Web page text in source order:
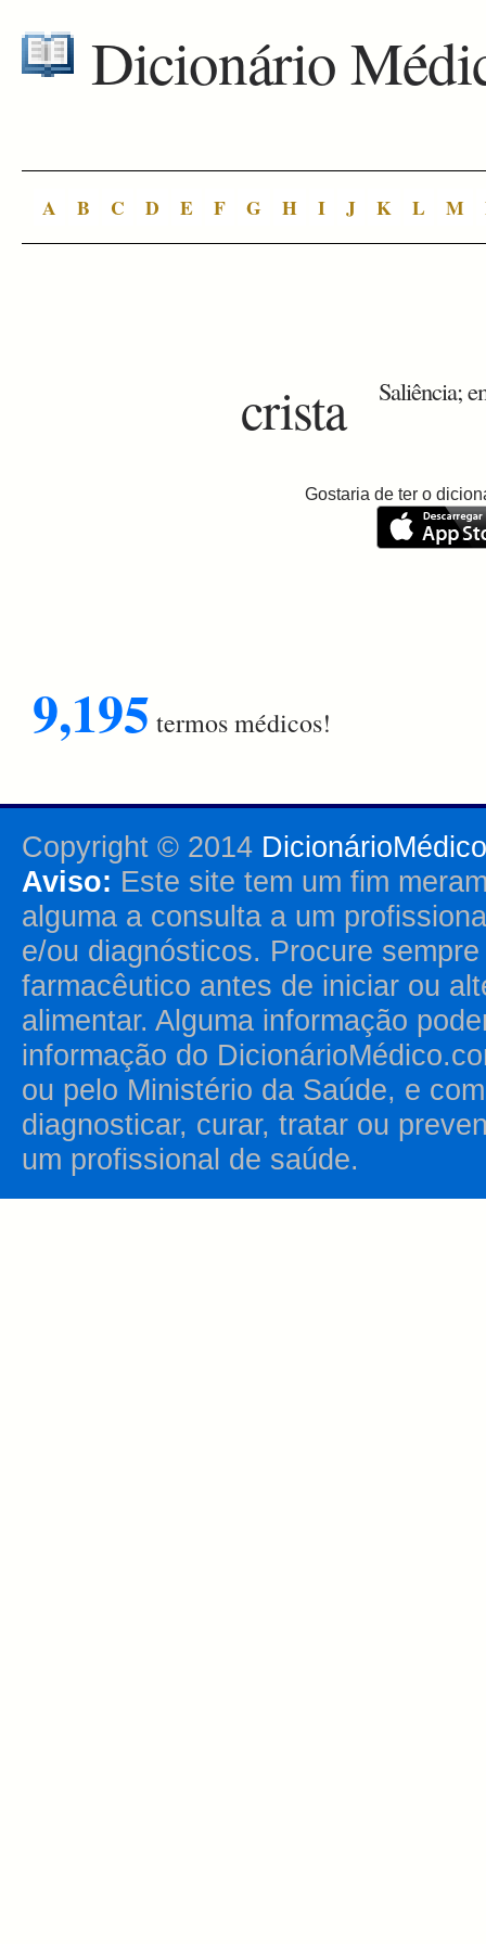
Dicionário
A B C D E F G H I J K L M
crista Saliência;
Gostaria de ter o
9,195 termos médicos!
Copyright © 2014
Aviso: Este site tem um fim
alguma a consulta a um
e/ou diagnósticos. Procure
farmacêutico antes de iniciar ou
alimentar. Alguma informação
informação do
ou pelo Ministério da Saúde, e
diagnosticar, curar, tratar ou
um profissional de saúde.